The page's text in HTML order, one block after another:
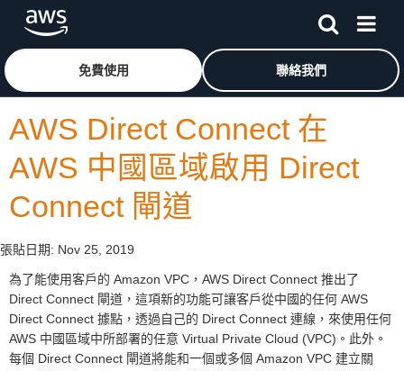
跳至主要內容按一下這裡可返回 Amazon Web Services 首頁
免費使用 聯絡我們
AWS Direct Connect 在
AWS 中國區域啟用 Direct
Connect 閘道
張貼日期: Nov 25, 2019
為了能使用客戶的 Amazon VPC，AWS Direct Connect 推出了
Direct Connect 閘道，這項新的功能可讓客戶從中國的任何 AWS
Direct Connect 據點，透過自己的 Direct Connect 連線，來使用任何
AWS 中國區域中所部署的任意 Virtual Private Cloud (VPC)。此外。
每個 Direct Connect 閘道將能和一個或多個 Amazon VPC 建立關